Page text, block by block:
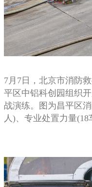
7月7日，北京市消防
平区中铝科创园组织
战演练。图为昌平区
人)、专业处置力量(18